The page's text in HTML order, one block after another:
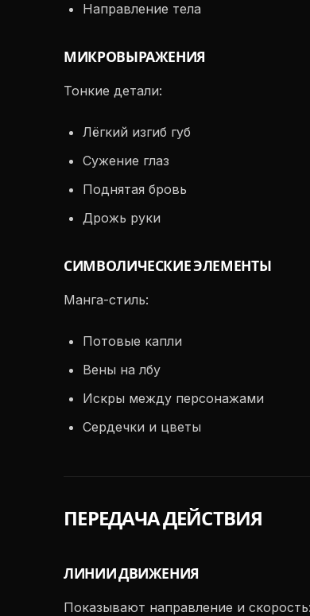
Направление тела
МИКРОВЫРАЖЕНИЯ
Тонкие детали:
Лёгкий изгиб губ
Сужение глаз
Поднятая бровь
Дрожь руки
СИМВОЛИЧЕСКИЕ ЭЛЕМЕНТЫ
Манга-стиль:
Потовые капли
Вены на лбу
Искры между персонажами
Сердечки и цветы
ПЕРЕДАЧА ДЕЙСТВИЯ
ЛИНИИ ДВИЖЕНИЯ
Показывают направление и скорость: